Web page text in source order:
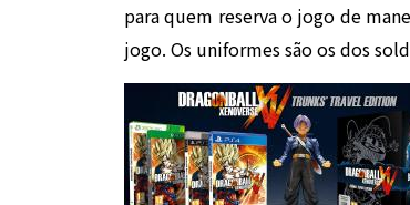
para quem reserva o jogo de
jogo. Os uniformes são os dos